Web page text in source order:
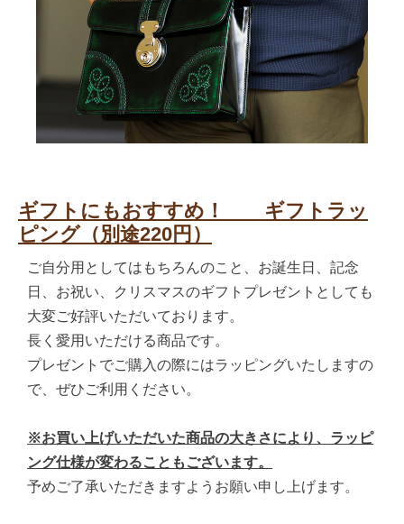
ギフトにもおすすめ！ ギフトラッ
ピング（別途220円）
ご自分用としてはもちろんのこと、お誕生日、記念
日、お祝い、クリスマスのギフトプレゼントとしても
大変ご好評いただいております。
長く愛用いただける商品です。
プレゼントでご購入の際にはラッピングいたしますの
で、ぜひご利用ください。
※お買い上げいただいた商品の大きさにより、ラッピ
ング仕様が変わることもございます。
予めご了承いただきますようお願い申し上げます。